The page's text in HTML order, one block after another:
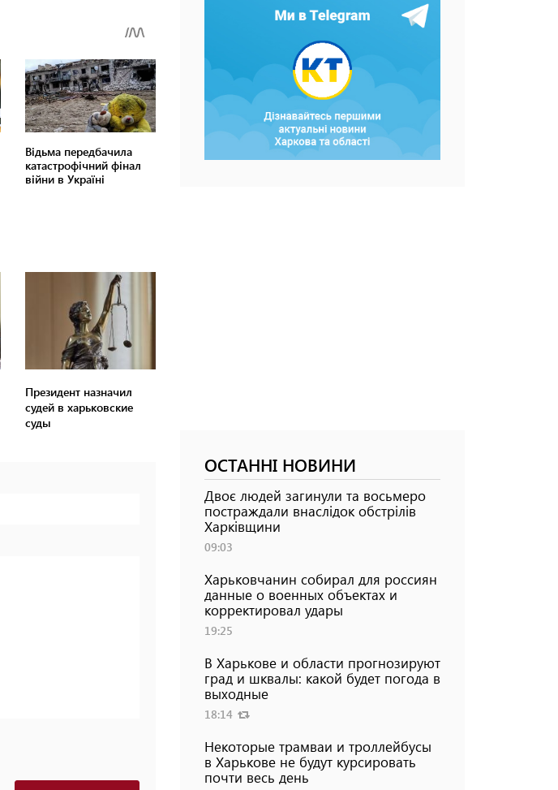
Президент назначил
судей в харьковские
суды
ОСТАННІ НОВИНИ
Двоє людей загинули та восьмеро
постраждали внаслідок обстрілів
Харківщини
09:03
Харьковчанин собирал для россиян
данные о военных объектах и ​​
корректировал удары
19:25
В Харькове и области прогнозируют
град и шквалы: какой будет погода в
выходные
18:14
Некоторые трамваи и троллейбусы
в Харькове не будут курсировать
почти весь день